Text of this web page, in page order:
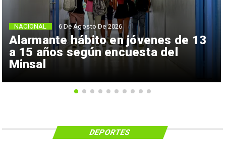
Alarmante hábito en jóvenes de 13
a 15 años según encuesta del
Minsal
NACIONAL 6 De Agosto De 2026
DEPORTES